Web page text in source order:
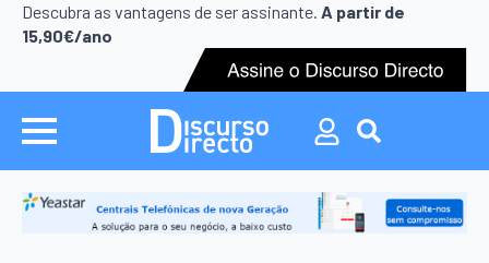
Descubra as vantagens de ser assinante. A partir de
15,90€/ano
Search
for:
Search